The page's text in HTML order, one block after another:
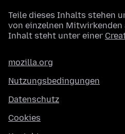
Teile dieses Inhalts stehen
von einzelnen Mitwirkenden
Inhalt steht unter einer
mozilla.org
Nutzungsbedingungen
Datenschutz
Cookies